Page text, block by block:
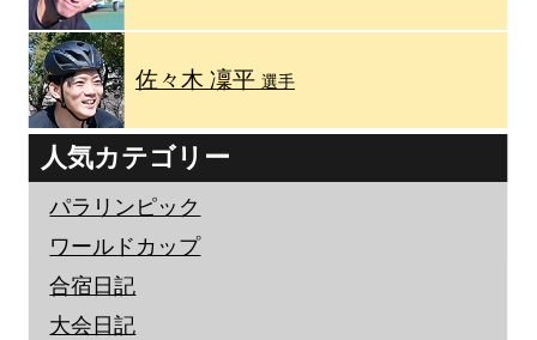
佐々木 凜平選手
人気カテゴリー
パラリンピック
ワールドカップ
合宿日記
大会日記